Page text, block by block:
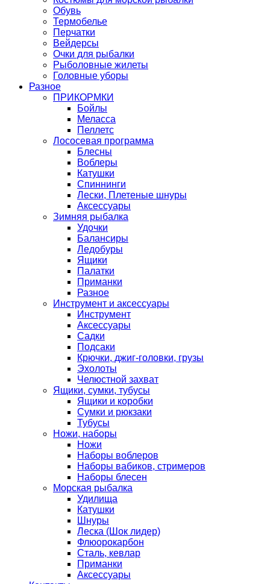
Обувь
Термобелье
Перчатки
Вейдерсы
Очки для рыбалки
Рыболовные жилеты
Головные уборы
Разное
ПРИКОРМКИ
Бойлы
Меласса
Пеллетс
Лососевая программа
Блесны
Воблеры
Катушки
Спиннинги
Лески, Плетеные шнуры
Аксессуары
Зимняя рыбалка
Удочки
Балансиры
Ледобуры
Ящики
Палатки
Приманки
Разное
Инструмент и аксессуары
Инструмент
Аксессуары
Садки
Подсаки
Крючки, джиг-головки, грузы
Эхолоты
Челюстной захват
Ящики, сумки, тубусы
Ящики и коробки
Сумки и рюкзаки
Тубусы
Ножи, наборы
Ножи
Наборы воблеров
Наборы вабиков, стримеров
Наборы блесен
Морская рыбалка
Удилища
Катушки
Шнуры
Леска (Шок лидер)
Флюорокарбон
Сталь, кевлар
Приманки
Аксессуары